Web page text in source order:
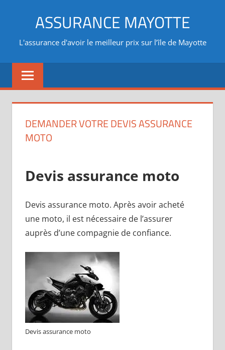
ASSURANCE MAYOTTE
L'assurance d'avoir le meilleur prix sur l’île de Mayotte
DEMANDER VOTRE DEVIS ASSURANCE
MOTO
Devis assurance moto
Devis assurance moto. Après avoir acheté
une moto, il est nécessaire de l’assurer
auprès d’une compagnie de confiance.
Devis assurance moto